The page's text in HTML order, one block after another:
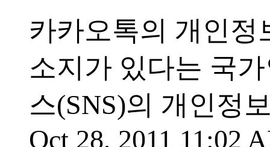
카카오톡의 개인정
소지가 있다는 국
스(SNS)의 개인정
Oct 28, 2011 11:02